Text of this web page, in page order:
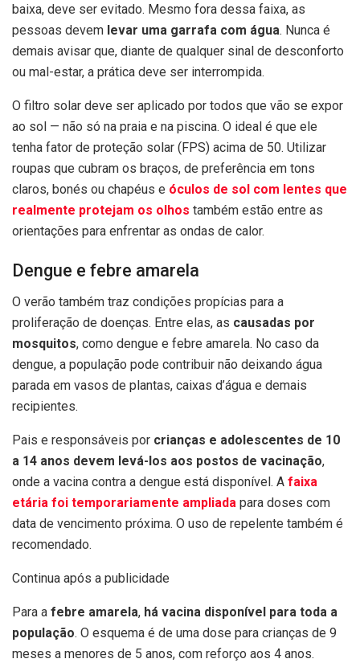
baixa, deve ser evitado. Mesmo fora dessa faixa, as
pessoas devem levar uma garrafa com água. Nunca é
demais avisar que, diante de qualquer sinal de desconforto
ou mal-estar, a prática deve ser interrompida.
O filtro solar deve ser aplicado por todos que vão se expor
ao sol — não só na praia e na piscina. O ideal é que ele
tenha fator de proteção solar (FPS) acima de 50. Utilizar
roupas que cubram os braços, de preferência em tons
claros, bonés ou chapéus e óculos de sol com lentes que
realmente protejam os olhos também estão entre as
orientações para enfrentar as ondas de calor.
Dengue e febre amarela
O verão também traz condições propícias para a
proliferação de doenças. Entre elas, as causadas por
mosquitos, como dengue e febre amarela. No caso da
dengue, a população pode contribuir não deixando água
parada em vasos de plantas, caixas d’água e demais
recipientes.
Pais e responsáveis por crianças e adolescentes de 10
a 14 anos devem levá-los aos postos de vacinação,
onde a vacina contra a dengue está disponível. A faixa
etária foi temporariamente ampliada para doses com
data de vencimento próxima. O uso de repelente também é
recomendado.
Continua após a publicidade
Para a febre amarela, há vacina disponível para toda a
população. O esquema é de uma dose para crianças de 9
meses a menores de 5 anos, com reforço aos 4 anos.